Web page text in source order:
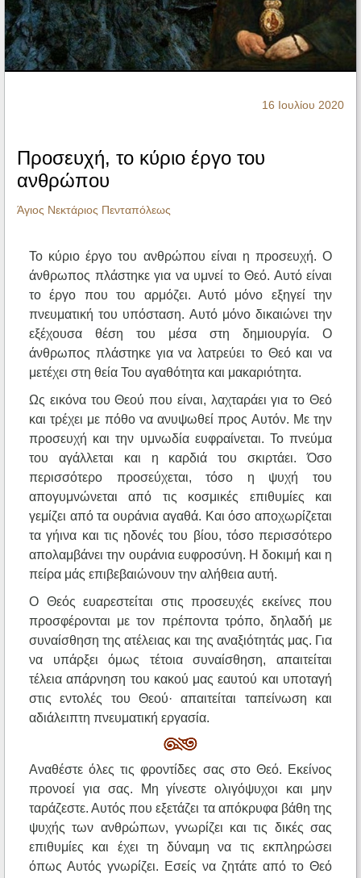
Ηχητικά
16 Ιουλίου 2020
Προσευχή, το κύριο έργο του
ανθρώπου
Άγιος Νεκτάριος Πενταπόλεως
Το κύριο έργο του ανθρώπου είναι η προσευχή. Ο
άνθρωπος πλάστηκε για να υμνεί το Θεό. Αυτό είναι
το έργο που του αρμόζει. Αυτό μόνο εξηγεί την
πνευματική του υπόσταση. Αυτό μόνο δικαιώνει την
εξέχουσα θέση του μέσα στη δημιουργία. Ο
άνθρωπος πλάστηκε για να λατρεύει το Θεό και να
μετέχει στη θεία Του αγαθότητα και μακαριότητα.
Ως εικόνα του Θεού που είναι, λαχταράει για το Θεό
και τρέχει με πόθο να ανυψωθεί προς Αυτόν. Με την
προσευχή και την υμνωδία ευφραίνεται. Το πνεύμα
του αγάλλεται και η καρδιά του σκιρτάει. Όσο
περισσότερο προσεύχεται, τόσο η ψυχή του
απογυμνώνεται από τις κοσμικές επιθυμίες και
γεμίζει από τα ουράνια αγαθά. Και όσο αποχωρίζεται
τα γήινα και τις ηδονές του βίου, τόσο περισσότερο
απολαμβάνει την ουράνια ευφροσύνη. Η δοκιμή και η
πείρα μάς επιβεβαιώνουν την αλήθεια αυτή.
Ο Θεός ευαρεστείται στις προσευχές εκείνες που
προσφέρονται με τον πρέποντα τρόπο, δηλαδή με
συναίσθηση της ατέλειας και της αναξιότητάς μας. Για
να υπάρξει όμως τέτοια συναίσθηση, απαιτείται
τέλεια απάρνηση του κακού μας εαυτού και υποταγή
στις εντολές του Θεού· απαιτείται ταπείνωση και
αδιάλειπτη πνευματική εργασία.
Αναθέστε όλες τις φροντίδες σας στο Θεό. Εκείνος
προνοεί για σας. Μη γίνεστε ολιγόψυχοι και μην
ταράζεστε. Αυτός που εξετάζει τα απόκρυφα βάθη της
ψυχής των ανθρώπων, γνωρίζει και τις δικές σας
επιθυμίες και έχει τη δύναμη να τις εκπληρώσει
όπως Αυτός γνωρίζει. Εσείς να ζητάτε από το Θεό